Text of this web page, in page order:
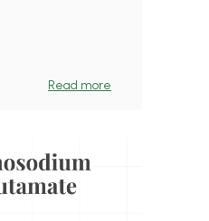
Read more